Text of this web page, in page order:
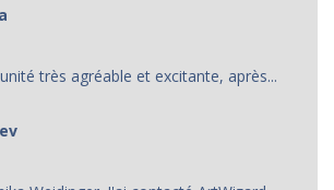
très agréable et excitante, après...